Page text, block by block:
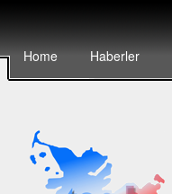
Home Haberler